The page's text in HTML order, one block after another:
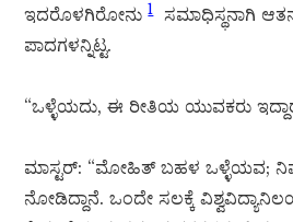
ಇದರೊಳಗಿರೋನು1ಸಮಾಧಿಸ್ಥನಾಗಿ
ಪಾದಗಳನ್ನಿಟ್ಟ.
“ಒಳ್ಳೆಯದು, ಈ ರೀತಿಯ ಯುವಕರು
ಮಾಸ್ಟರ್: “ಮೋಹಿತ್ ಬಹಳ ಒಳ್ಳೆಯವ;
ನೋಡಿದ್ದಾನೆ. ಒಂದೇ ಸಲಕ್ಕೆ